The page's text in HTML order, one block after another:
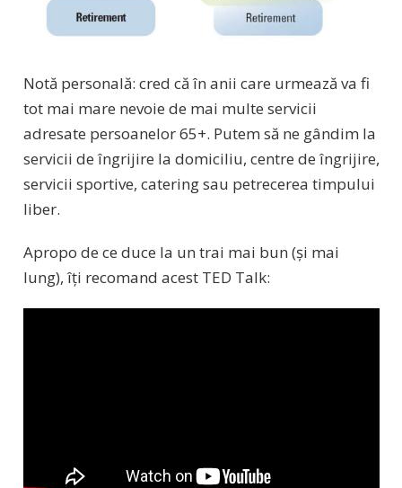
Notă personală: cred că în anii care urmează va fi
tot mai mare nevoie de mai multe servicii
adresate persoanelor 65+. Putem să ne gândim la
servicii de îngrijire la domiciliu, centre de îngrijire,
servicii sportive, catering sau petrecerea timpului
liber.
Apropo de ce duce la un trai mai bun (și mai
lung), îți recomand acest TED Talk: